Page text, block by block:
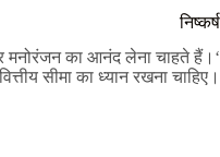
निष्कर्ष
मनोरंजन का आनंद लेना चाहते हैं।
सीमा का ध्यान रखना चाहिए।